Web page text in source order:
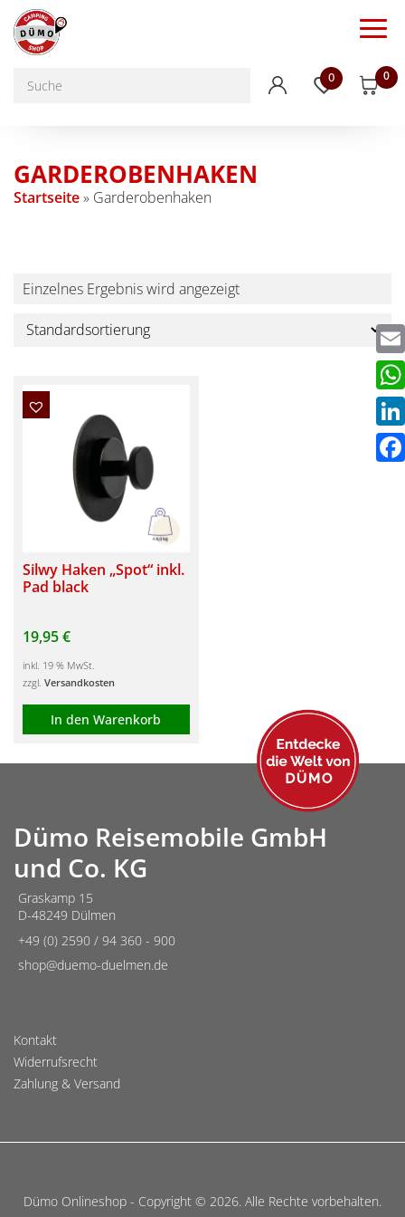
0 0
GARDEROBENHAKEN
Startseite» Garderobenhaken
Einzelnes Ergebnis wird angezeigt
Silwy Haken „Spot“ inkl.
Pad black
19,95€
inkl. 19 % MwSt.
zzgl. Versandkosten
In den Warenkorb
Dümo Reisemobile GmbH
und Co. KG
Graskamp 15
D-48249 Dülmen
+49 (0) 2590 / 94 360 - 900
shop@duemo-duelmen.de
Kontakt
Widerrufsrecht
Zahlung & Versand
Dümo Onlineshop - Copyright © 2026. Alle Rechte vorbehalten.